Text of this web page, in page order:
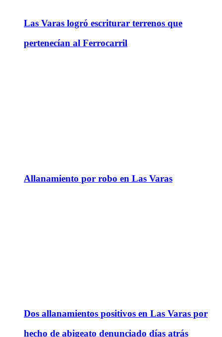
Las Varas logró escriturar terrenos que
pertenecían al Ferrocarril
Allanamiento por robo en Las Varas
Dos allanamientos positivos en Las Varas por
hecho de abigeato denunciado días atrás